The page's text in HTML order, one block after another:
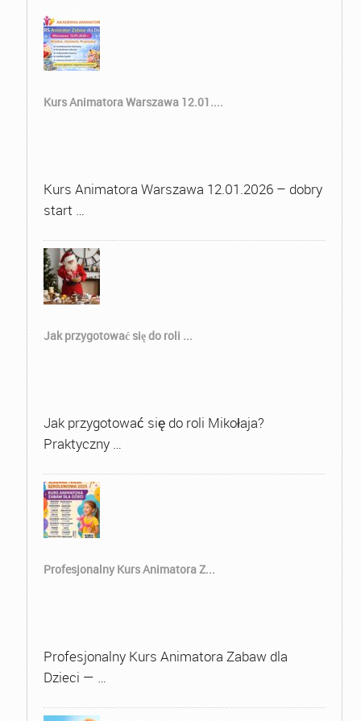
Kurs Animatora Warszawa 12.01....
Kurs Animatora Warszawa 12.01.2026 – dobry
start …
Jak przygotować się do roli ...
Jak przygotować się do roli Mikołaja?
Praktyczny …
Profesjonalny Kurs Animatora Z...
Profesjonalny Kurs Animatora Zabaw dla
Dzieci — …